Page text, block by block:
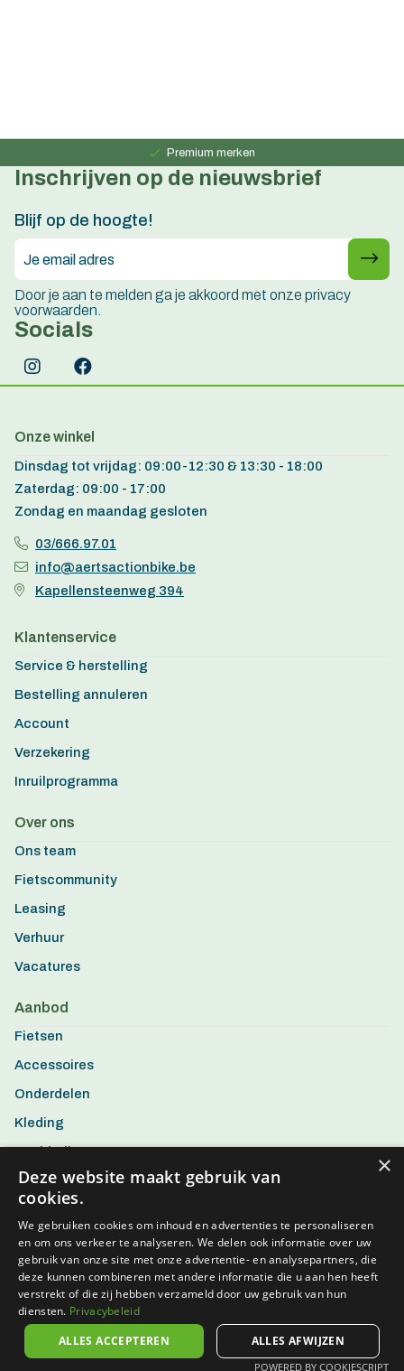
Premium merken
Persoonlijk advies
Inschrijven op de nieuwsbrief
Blijf op de hoogte!
Door je aan te melden ga je akkoord met onze privacy
voorwaarden.
Socials
Onze winkel
Dinsdag tot vrijdag: 09:00-12:30 & 13:30 - 18:00
Zaterdag: 09:00 - 17:00
Zondag en maandag gesloten
03/666.97.01
info@aertsactionbike.be
Kapellensteenweg 394
Klantenservice
Service & herstelling
Bestelling annuleren
Account
Verzekering
Inruilprogramma
Over ons
Ons team
Fietscommunity
Leasing
Verhuur
Vacatures
Aanbod
Fietsen
Accessoires
Onderdelen
Kleding
Aanbiedingen
×
Deze website maakt gebruik van
cookies.
We gebruiken cookies om inhoud en advertenties te personaliseren
en om ons verkeer te analyseren. We delen ook informatie over uw
gebruik van onze site met onze advertentie- en analysepartners, die
deze kunnen combineren met andere informatie die u aan hen heeft
verstrekt of die zij hebben verzameld door uw gebruik van hun
diensten. Privacybeleid
ALLES ACCEPTEREN
ALLES AFWIJZEN
POWERED BY COOKIESCRIPT